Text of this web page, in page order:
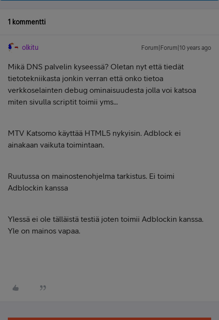
1 kommentti
olkitu Forum|Forum|10 years ago
Mikä DNS palvelin kyseessä? Oletan nyt että tiedät
tietotekniikasta jonkin verran että onko tietoa
verkkoselainten debug ominaisuudesta jolla voi katsoa
miten sivulla scriptit toimii yms...
MTV Katsomo käyttää HTML5 nykyisin. Adblock ei
ainakaan vaikuta toimintaan.
Ruutussa on mainostenohjelma tarkistus. Ei toimi
Adblockin kanssa
Ylessä ei ole tälläistä testiä joten toimii Adblockin kanssa.
Yle on mainos vapaa.